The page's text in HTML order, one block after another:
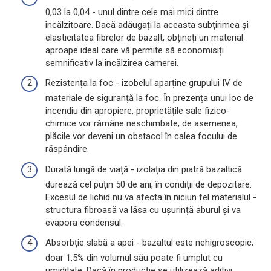
0,03 la 0,04 - unul dintre cele mai mici dintre
încălzitoare. Dacă adăugați la aceasta subțirimea și
elasticitatea fibrelor de bazalt, obțineți un material
aproape ideal care vă permite să economisiți
semnificativ la încălzirea camerei.
Rezistența la foc - izobelul aparține grupului IV de
materiale de siguranță la foc. În prezența unui loc de
incendiu din apropiere, proprietățile sale fizico-
chimice vor rămâne neschimbate; de asemenea,
plăcile vor deveni un obstacol în calea focului de
răspândire.
Durată lungă de viață - izolația din piatră bazaltică
durează cel puțin 50 de ani, în condiții de depozitare.
Excesul de lichid nu va afecta în niciun fel materialul -
structura fibroasă va lăsa cu ușurință aburul și va
evapora condensul.
Absorbție slabă a apei - bazaltul este nehigroscopic;
doar 1,5% din volumul său poate fi umplut cu